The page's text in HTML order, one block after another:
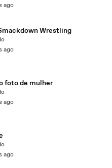
ago
Wrestling
ago
foto de mulher
ago
ago